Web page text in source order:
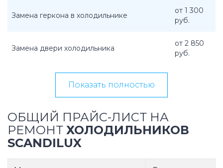
Замена геркона в холодильнике
от 1 300
руб.
Замена двери холодильника
от 2 850
руб.
Показать полностью
ОБЩИЙ ПРАЙС-ЛИСТ НА
РЕМОНТ ХОЛОДИЛЬНИКОВ
SCANDILUX